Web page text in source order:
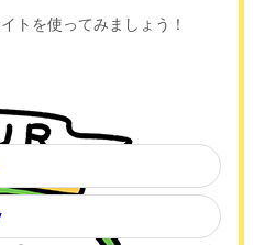
トを使ってみましょう！